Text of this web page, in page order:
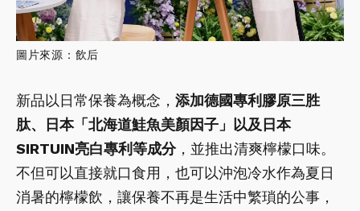
圖片來源：飲后
新品以日常保養為概念， 添加德國專利膠原三胜
肽、日本「北海道鮭魚美顏因子」以及日本
SIRTUIN亮白專利等成分，並推出清爽檸檬口味。
不但可以直接就口食用，也可以沖泡冷水作為夏日
消暑的檸檬飲，讓保養不再是生活中繁瑣的公事，